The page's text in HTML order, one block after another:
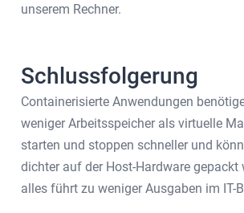
unserem Rechner.
Schlussfolgerung
Containerisierte Anwendungen
weniger Arbeitsspeicher als virtuelle
starten und stoppen schneller und
dichter auf der Host-Hardware gepackt
alles führt zu weniger Ausgaben im IT-